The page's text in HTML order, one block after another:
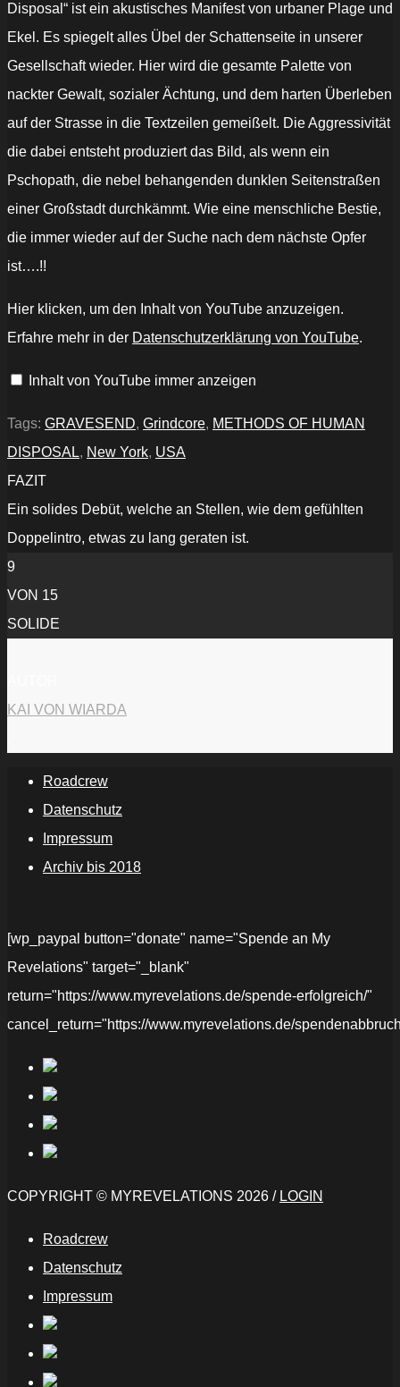
Disposal“ ist ein akustisches Manifest von urbaner Plage und
Ekel. Es spiegelt alles Übel der Schattenseite in unserer
Gesellschaft wieder. Hier wird die gesamte Palette von
nackter Gewalt, sozialer Ächtung, und dem harten Überleben
auf der Strasse in die Textzeilen gemeißelt. Die Aggressivität
die dabei entsteht produziert das Bild, als wenn ein
Pschopath, die nebel behangenden dunklen Seitenstraßen
einer Großstadt durchkämmt. Wie eine menschliche Bestie,
die immer wieder auf der Suche nach dem nächste Opfer
ist….!!
„Gravesend:
Methods
Human
YouTube
Hier klicken, um den Inhalt von YouTube anzuzeigen.
Erfahre mehr in der Datenschutzerklärung von YouTube.
Inhalt von YouTube immer anzeigen
Tags: GRAVESEND, Grindcore, METHODS OF HUMAN
DISPOSAL, New York, USA
FAZIT
Ein solides Debüt, welche an Stellen, wie dem gefühlten
Doppelintro, etwas zu lang geraten ist.
9
VON 15
SOLIDE
KAI VON WIARDA
Roadcrew
Datenschutz
Impressum
Archiv bis 2018
[wp_paypal button="donate" name="Spende an My
Revelations" target="_blank"
return="https://www.myrevelations.de/spende-erfolgreich/"
cancel_return="https://www.myrevelations.de/
COPYRIGHT © MYREVELATIONS 2026 / LOGIN
Roadcrew
Datenschutz
Impressum